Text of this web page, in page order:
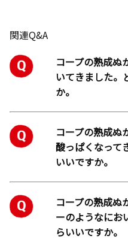
関連Q&A
コープの熟成ぬ
いてきました。
か。
コープの熟成ぬ
酸っぱくなって
いいですか。
コープの熟成ぬ
ーのようなにお
らいいですか。